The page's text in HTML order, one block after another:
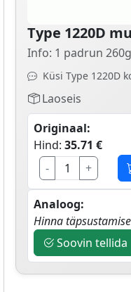
Type 1220D
Info: 1 padrun
Küsi Type 1220D
Laoseis
Originaal:
Hind: 35.71 €
-
+
Analoog:
Hinna
Soovin tellida